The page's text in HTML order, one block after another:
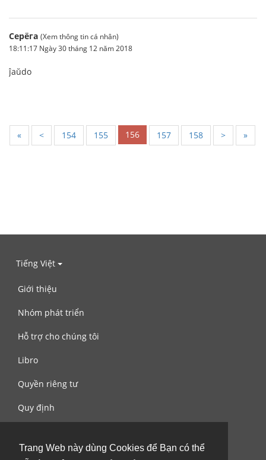
Trang Web này dùng Cookies để Bạn có thể
Серёга (Xem thông tin cá nhân)
18:11:17 Ngày 30 tháng 12 năm 2018
ĵaŭdo
« < 154 155 156 157 158 > »
Tiếng Việt
Giới thiệu
Nhóm phát triển
Hỗ trợ cho chúng tôi
Libro
Quyền riêng tư
Quy định